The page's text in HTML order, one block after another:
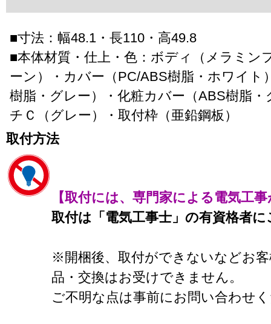
■寸法：幅48.1・長110・高49.8
■本体材質・仕上・色：ボディ（メラミン
ーン）・カバー（PC/ABS樹脂・ホワイト
樹脂・グレー）・化粧カバー（ABS樹脂
チＣ（グレー）・取付枠（亜鉛鋼板）
取付方法
【取付には、専門家による電気工
取付は「電気工事士」の有資格者
※開梱後、取付ができないなどお
品・交換はお受けできません。
ご不明な点は事前にお問い合わせ